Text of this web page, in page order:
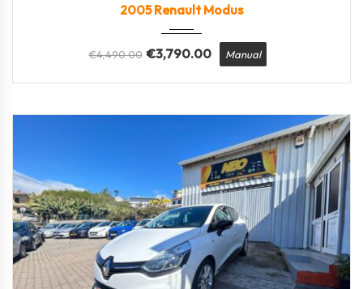
2005 Renault Modus
€4,490.00 €3,790.00 Manual